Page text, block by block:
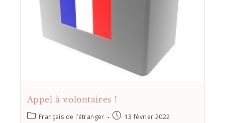
Appel à volontaires !
Français de l’étranger 13 février 2022